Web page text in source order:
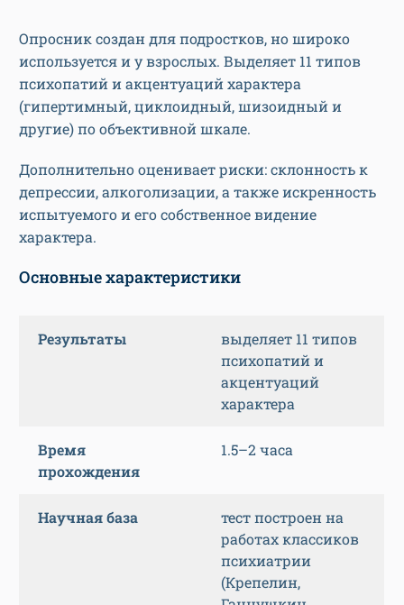
Опросник создан для подростков, но широко
используется и у взрослых. Выделяет 11 типов
психопатий и акцентуаций характера
(гипертимный, циклоидный, шизоидный и
другие) по объективной шкале.
Дополнительно оценивает риски: склонность к
депрессии, алкоголизации, а также искренность
испытуемого и его собственное видение
характера.
Основные характеристики
Результаты
выделяет 11 типов
психопатий и
акцентуаций
характера
Время
прохождения
1.5–2 часа
Научная база
тест построен на
работах классиков
психиатрии
(Крепелин,